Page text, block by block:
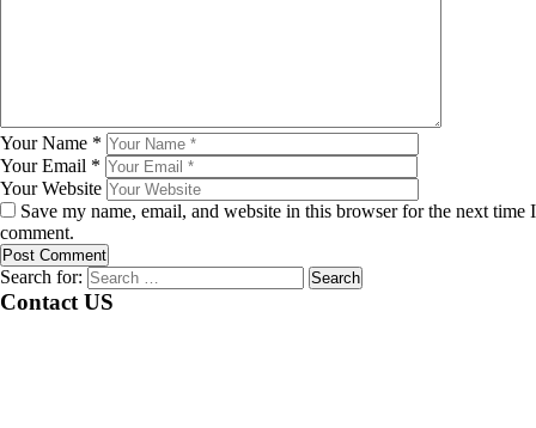
Your Name *
Your Email *
Your Website
Save my name, email, and website in this browser for the next time I
comment.
Search for:
Contact US